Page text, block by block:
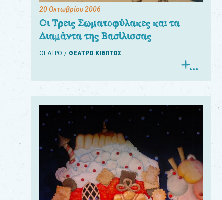
20 Οκτωβρίου 2006
Οι Τρεις Σωματοφύλακες και τα
Διαμάντα της Βασίλισσας
ΘΕΑΤΡΟ ΘΕΑΤΡΟ ΚΙΒΩΤΟΣ